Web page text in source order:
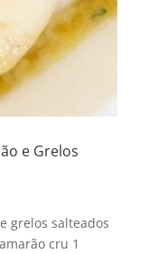
e Grelos
grelos salteados
cru 1